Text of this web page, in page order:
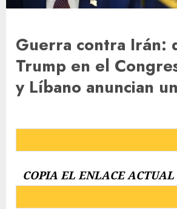
Guerra contra Irán:
Trump en el
y Líbano anuncian
COPIA EL ENLACE ACTUAL